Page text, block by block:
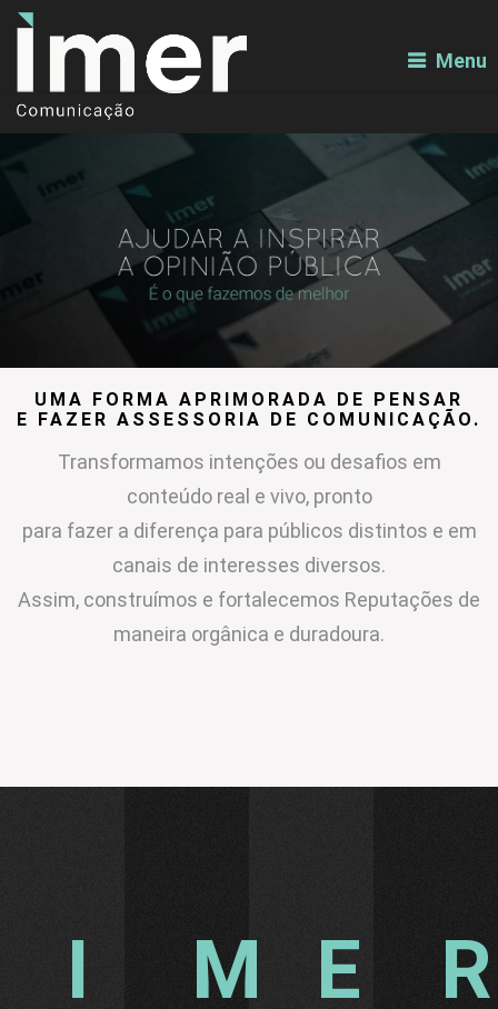
Menu
UMA FORMA APRIMORADA DE PENSAR
E FAZER ASSESSORIA DE COMUNICAÇÃO.
Transformamos intenções ou desafios em
conteúdo real e vivo, pronto
para fazer a diferença para públicos distintos e em
canais de interesses diversos.
Assim, construímos e fortalecemos Reputações de
maneira orgânica e duradoura.